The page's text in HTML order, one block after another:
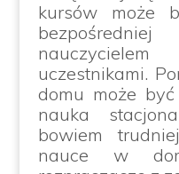
kursów może
uczestnikami.
domu może
nauka
bowiem
nauce w